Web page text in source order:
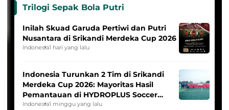
Trilogi Sepak Bola Putri
Inilah Skuad Garuda Pertiwi dan Putri
Nusantara di Srikandi Merdeka Cup 2026
Indonesia1 hari yang lalu
Indonesia Turunkan 2 Tim di Srikandi
Merdeka Cup 2026: Mayoritas Hasil
Pemantauan di HYDROPLUS Soccer
League
Indonesia1 minggu yang lalu